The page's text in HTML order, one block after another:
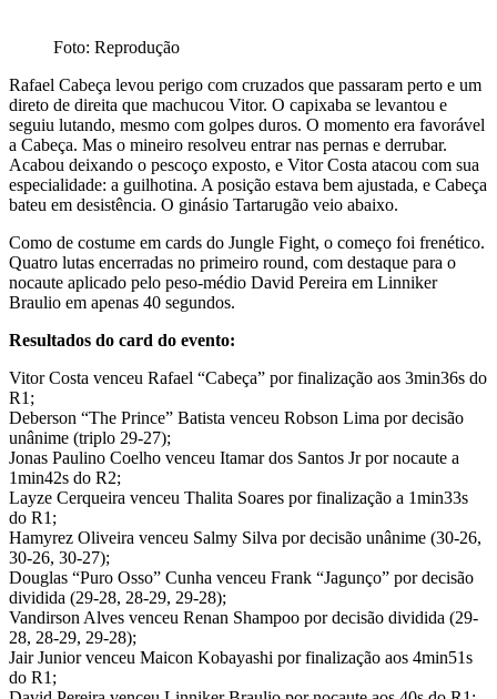
Foto: Reprodução
Rafael Cabeça levou perigo com cruzados que passaram perto e um
direto de direita que machucou Vitor. O capixaba se levantou e
seguiu lutando, mesmo com golpes duros. O momento era favorável
a Cabeça. Mas o mineiro resolveu entrar nas pernas e derrubar.
Acabou deixando o pescoço exposto, e Vitor Costa atacou com sua
especialidade: a guilhotina. A posição estava bem ajustada, e Cabeça
bateu em desistência. O ginásio Tartarugão veio abaixo.
Como de costume em cards do Jungle Fight, o começo foi frenético.
Quatro lutas encerradas no primeiro round, com destaque para o
nocaute aplicado pelo peso-médio David Pereira em Linniker
Braulio em apenas 40 segundos.
Resultados do card do evento:
Vitor Costa venceu Rafael “Cabeça” por finalização aos 3min36s do
R1;
Deberson “The Prince” Batista venceu Robson Lima por decisão
unânime (triplo 29-27);
Jonas Paulino Coelho venceu Itamar dos Santos Jr por nocaute a
1min42s do R2;
Layze Cerqueira venceu Thalita Soares por finalização a 1min33s
do R1;
Hamyrez Oliveira venceu Salmy Silva por decisão unânime (30-26,
30-26, 30-27);
Douglas “Puro Osso” Cunha venceu Frank “Jagunço” por decisão
dividida (29-28, 28-29, 29-28);
Vandirson Alves venceu Renan Shampoo por decisão dividida (29-
28, 28-29, 29-28);
Jair Junior venceu Maicon Kobayashi por finalização aos 4min51s
do R1;